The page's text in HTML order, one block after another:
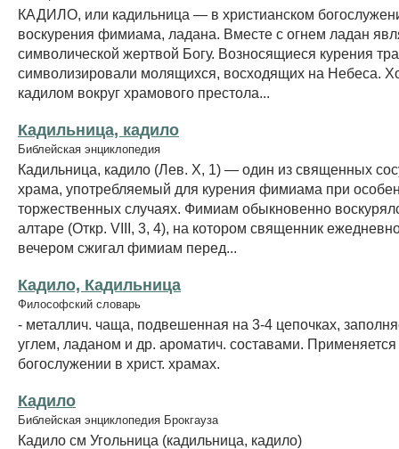
КАДИЛО, или кадильница — в христианском
воскурения фимиама, ладана. Вместе с огнем ладан
символической жертвой Богу. Возносящиеся курения
символизировали молящихся, восходящих на Небеса.
кадилом вокруг храмового престола...
Кадильница, кадило
Библейская энциклопедия
Кадильница, кадило (Лев. X, 1) — один из священных
храма, употребляемый для курения фимиама при
торжественных случаях. Фимиам обыкновенно
алтаре (Откр. VIII, 3, 4), на котором священник
вечером сжигал фимиам перед...
Кадило, Кадильница
Философский словарь
- металлич. чаща, подвешенная на 3-4 цепочках,
углем, ладаном и др. ароматич. составами.
богослужении в христ. храмах.
Кадило
Библейская энциклопедия Брокгауза
Кадило см Угольница (кадильница, кадило)